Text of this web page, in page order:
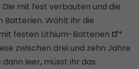
mit fest verbauten und die
Batterien. Wählt ihr die
festen Lithium-Batterien
*
zwischen drei und zehn Jahre
leer, müsst ihr das